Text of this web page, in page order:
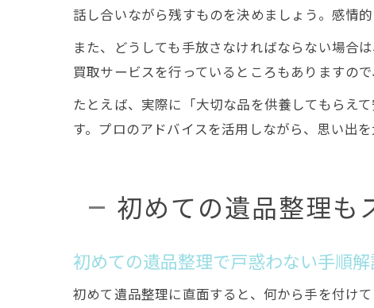
話し合いながら残すものを決めましょう。感情
また、どうしても手放さなければならない場合
買取サービスを行っているところもありますの
たとえば、実際に「大切な品を供養してもらえ
す。プロのアドバイスを活用しながら、思い出
初めての遺品整理も
初めての遺品整理で戸惑わない手順
初めて遺品整理に直面すると、何から手を付け